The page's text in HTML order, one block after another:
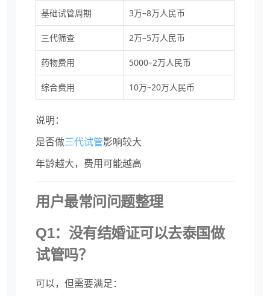
基础试管周期 3万–8万人民币
三代筛查 2万–5万人民币
药物费用 5000–2万人民币
综合费用 10万–20万人民币
说明：
是否做三代试管影响较大
年龄越大，费用可能越高
用户最常问问题整理
Q1：没有结婚证可以去泰国做
试管吗？
可以，但需要满足：